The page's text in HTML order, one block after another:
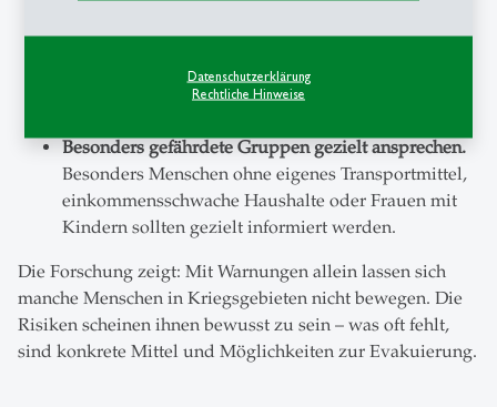
Datenschutzerklärung
Rechtliche Hinweise
Haushalte zu eigener Planung ermutigen.
Vorbereitete Notfallpläne und gepackte Taschen
erhöhen die Wahrscheinlichkeit, dass Familien im
Besonders gefährdete Gruppen gezielt ansprechen.
Besonders Menschen ohne eigenes Transportmittel,
einkommensschwache Haushalte oder Frauen mit
Kindern sollten gezielt informiert werden.
Die Forschung zeigt: Mit Warnungen allein lassen sich
manche Menschen in Kriegsgebieten nicht bewegen. Die
Risiken scheinen ihnen bewusst zu sein – was oft fehlt,
sind konkrete Mittel und Möglichkeiten zur Evakuierung.